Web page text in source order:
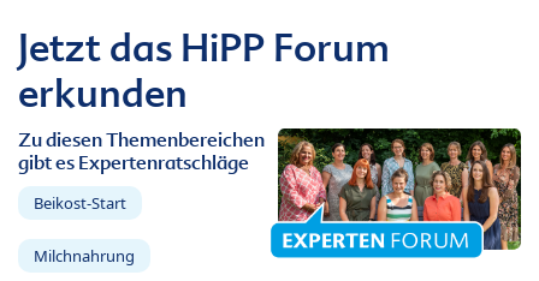
Jetzt das HiPP Forum
erkunden
Zu diesen Themenbereichen
gibt es Expertenratschläge
Beikost-Start
Milchnahrung